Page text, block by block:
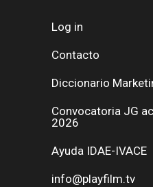
Log in
Contacto
Diccionario
Convocatoria JG
2026
Ayuda IDAE-IVACE
info@playfilm.tv